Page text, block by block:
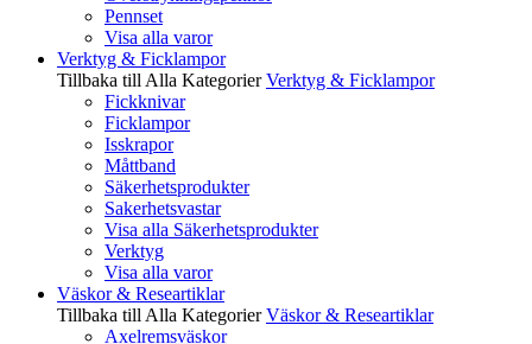
Pennset
Visa alla varor
Verktyg & Ficklampor
Tillbaka till Alla Kategorier Verktyg & Ficklampor
Fickknivar
Ficklampor
Isskrapor
Måttband
Säkerhetsprodukter
Sakerhetsvastar
Visa alla Säkerhetsprodukter
Verktyg
Visa alla varor
Väskor & Researtiklar
Tillbaka till Alla Kategorier Väskor & Researtiklar
Axelremsväskor